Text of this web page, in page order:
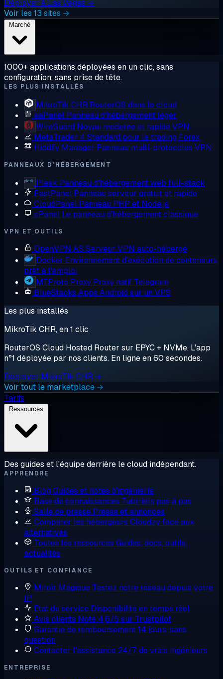
Déployer à Las Vegas →
Voir les 13 sites →
1000+ applications déployées en un clic, sans
configuration, sans prise de tête.
LES PLUS INSTALLÉS
MikroTik CHR RouterOS dans le cloud
aaPanel Panneau d'hébergement léger
WireGuard Noyau moderne et rapide VPN
MetaTrader 4 Standard pour le trading Forex
Hiddify Manager Panneau multi-protocoles VPN
PANNEAUX D'HÉBERGEMENT
Plesk Panneau d'hébergement web full-stack
FastPanel Panneau serveur gratuit et rapide
CloudPanel Panneau PHP et Node.js
cPanel Le panneau d'hébergement classique
VPN ET OUTILS
OpenVPN AS Serveur VPN auto-hébergé
Docker Environnement d'exécution de conteneurs,
prêt à l'emploi
MTProto Proxy Proxy natif Telegram
BlueStacks Apps Android sur un VPS
Les plus installés
MikroTik CHR, en 1 clic
RouterOS Cloud Hosted Router sur EPYC + NVMe. L'app
n°1 déployée par nos clients. En ligne en 60 secondes.
Déployer MikroTik CHR →
Voir tout le marketplace →
Tarifs
Des guides et l'équipe derrière le cloud indépendant.
APPRENDRE
Blog Guides et notes d'ingénierie
Base de connaissances Tutoriels pas à pas
Salle de presse Presse et annonces
Comparer les hébergeurs Cloudzy face aux
alternatives
Toutes les ressources Guides, docs, outils,
actualités
OUTILS ET CONFIANCE
Miroir Magique Testez notre réseau depuis votre
IP
État du service Disponibilité en temps réel
Avis clients Noté 4,6/5 sur Trustpilot
Garantie de remboursement14 jours, sans
question
Contacter l'assistance 24/7, de vrais ingénieurs
ENTREPRISE